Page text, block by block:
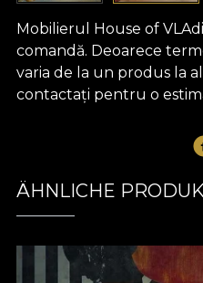
Mobilierul House of
comandă. Deoarece
varia de la un produs la
contactați pentru o
ÄHNLICHE